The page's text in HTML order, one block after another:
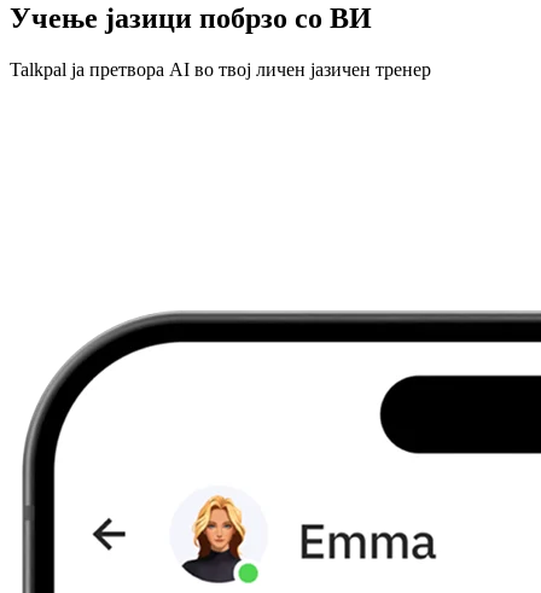
Учење јазици побрзо со ВИ
Talkpal ја претвора AI во твој личен јазичен тренер